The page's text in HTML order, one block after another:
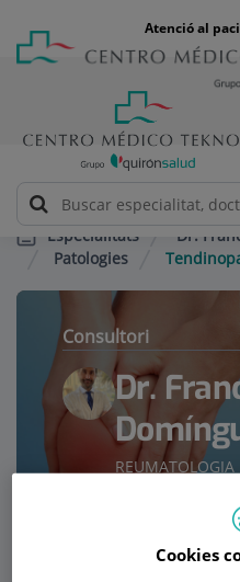
contingut
Menú
teléfono
cabecera
Atenció al
Especialitats
Dr.
Patologies
Consultori
Dr.
REUMATOLOGIA
Cookies